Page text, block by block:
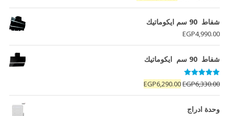
الأصلي
هو:
الحالي
شفاط 90 سم ايكوماتيك
EGP4,990.00
شفاط 90 سم ايكوماتيك
تم التقييم
5.00 من 5EGP6,330.00
السعر
الأصلي
EGP6,290.00
السعر
الحالي
وحدة ادراج